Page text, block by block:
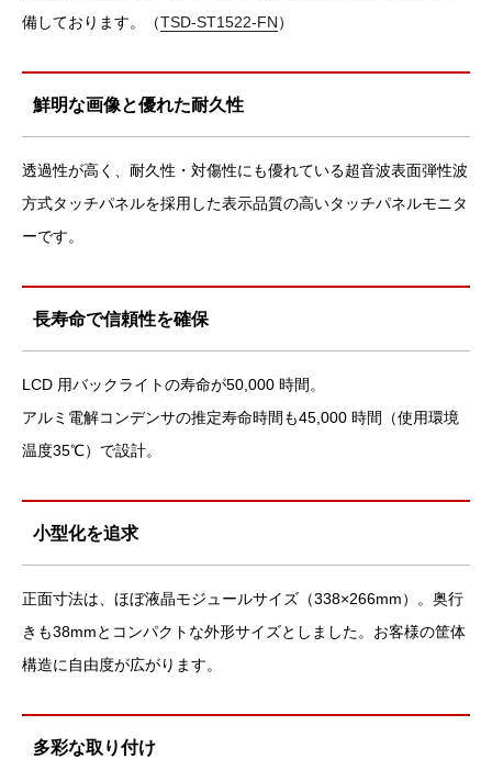
備しております。（TSD-ST1522-FN）
鮮明な画像と優れた耐久性
透過性が高く、耐久性・対傷性にも優れている超音波表面弾性波
方式タッチパネルを採用した表示品質の高いタッチパネルモニタ
ーです。
長寿命で信頼性を確保
LCD 用バックライトの寿命が50,000 時間。
アルミ電解コンデンサの推定寿命時間も45,000 時間（使用環境
温度35℃）で設計。
小型化を追求
正面寸法は、ほぼ液晶モジュールサイズ（338×266mm）。奥行
きも38mmとコンパクトな外形サイズとしました。お客様の筐体
構造に自由度が広がります。
多彩な取り付け